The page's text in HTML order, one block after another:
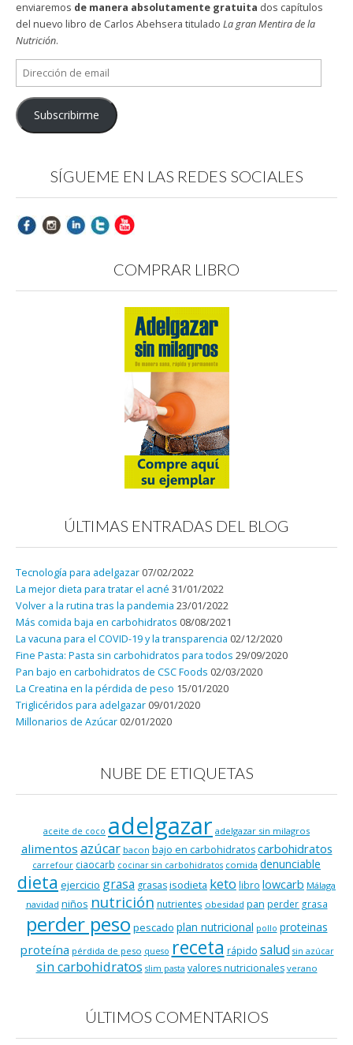
enviaremos de manera absolutamente gratuita dos capítulos
del nuevo libro de Carlos Abehsera titulado La gran Mentira de la
Nutrición.
Dirección
de
email
Subscribirme
SÍGUEME EN LAS REDES SOCIALES
COMPRAR LIBRO
ÚLTIMAS ENTRADAS DEL BLOG
Tecnología para adelgazar 07/02/2022
La mejor dieta para tratar el acné 31/01/2022
Volver a la rutina tras la pandemia 23/01/2022
Más comida baja en carbohidratos 08/08/2021
La vacuna para el COVID-19 y la transparencia 02/12/2020
Fine Pasta: Pasta sin carbohidratos para todos 29/09/2020
Pan bajo en carbohidratos de CSC Foods 02/03/2020
La Creatina en la pérdida de peso 15/01/2020
Triglicéridos para adelgazar 09/01/2020
Millonarios de Azúcar 02/01/2020
NUBE DE ETIQUETAS
aceite de coco adelgazar adelgazar sin milagros
alimentos azúcar bacon bajo en carbohidratos carbohidratos
carrefour ciaocarb cocinar sin carbohidratos comida denunciable
dieta ejercicio grasa grasasisodieta keto libro lowcarb Málaga
navidad niños nutrición nutrientes obesidad pan perder grasa
perder peso pescado plan nutricional pollo proteinas
proteína pérdida de peso queso receta rápido salud sin azúcar
sin carbohidratos slim pasta valores nutricionales verano
ÚLTIMOS COMENTARIOS